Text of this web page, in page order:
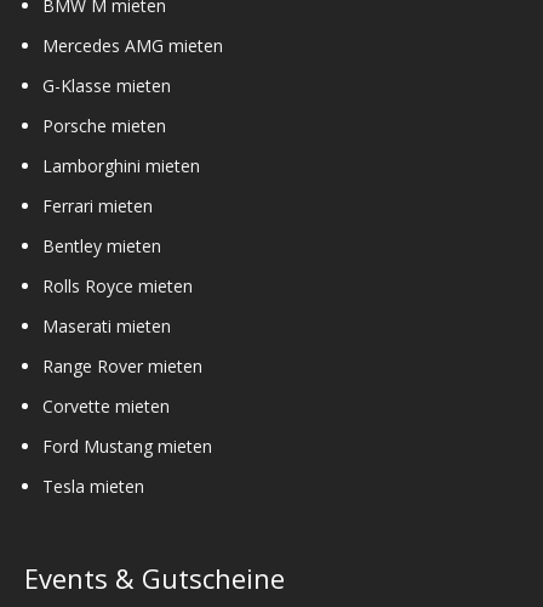
BMW M mieten
Mercedes AMG mieten
G-Klasse mieten
Porsche mieten
Lamborghini mieten
Ferrari mieten
Bentley mieten
Rolls Royce mieten
Maserati mieten
Range Rover mieten
Corvette mieten
Ford Mustang mieten
Tesla mieten
Events & Gutscheine